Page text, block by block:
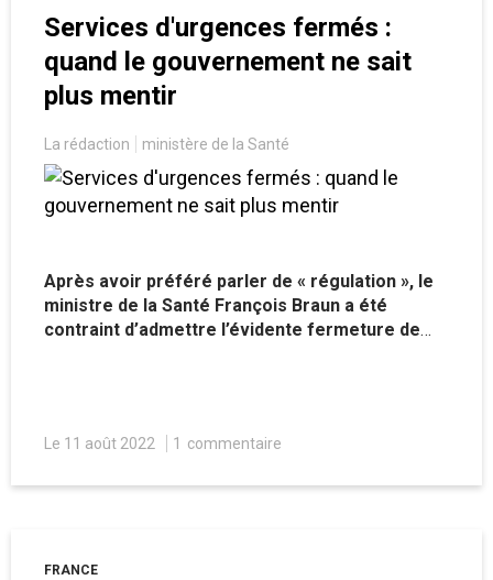
Services d'urgences fermés :
quand le gouvernement ne sait
plus mentir
La rédaction ministère de la Santé
Après avoir préféré parler de « régulation », le
ministre de la Santé François Braun a été
contraint d’admettre l’évidente fermeture de
Le 11 août 2022 1 commentaire
FRANCE